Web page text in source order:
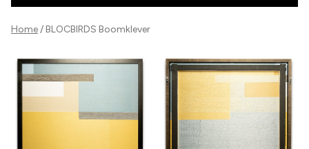
Home BLOCBIRDS Boomklever